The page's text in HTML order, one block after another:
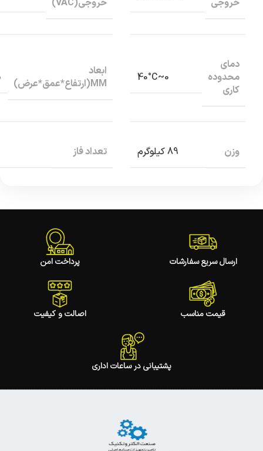
خروجی
خروجی(VAC)
دمای
محدوده
کاری
0~40°C
ابعاد
MM(ارتفاع*عمق*عرض)
وزن 89 کیلوگرم تعداد فاز
ارسال سریع سفارشات پرداخت امن
قیمت مناسب اصالت و کیفیت
پشتیبانی در ساعات اداری